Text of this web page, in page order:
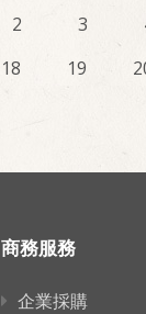
2 3
18 19
商務服務
企業採購